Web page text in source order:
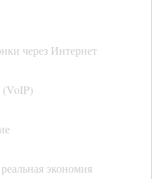
через Интернет
(VoIP)
экономия